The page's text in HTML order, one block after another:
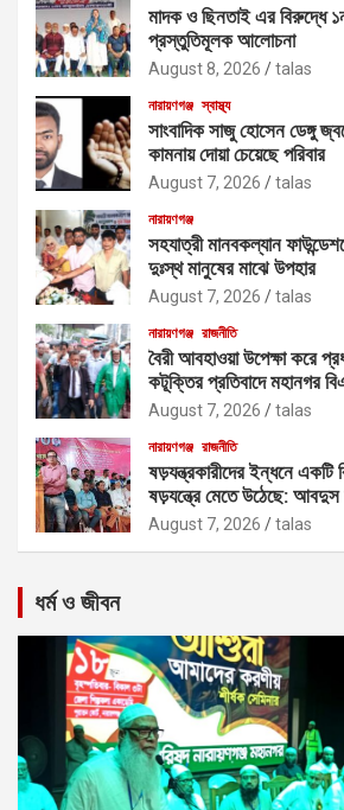
মাদক ও ছিনতাই এর বিরুদ্ধে
প্রস্তুতিমূলক আলোচনা
August 8, 2026 talas
নারায়ণগঞ্জ স্বাস্থ্য
সাংবাদিক সাজু হোসেন ডেঙ্গু
কামনায় দোয়া চেয়েছে পরিবার
August 7, 2026 talas
নারায়ণগঞ্জ
সহযাত্রী মানবকল্যান
দুঃস্থ মানুষের মাঝে উপহার
August 7, 2026 talas
নারায়ণগঞ্জ রাজনীতি
বৈরী আবহাওয়া উপেক্ষা করে
কটূক্তির প্রতিবাদে মহানগর
August 7, 2026 talas
নারায়ণগঞ্জ রাজনীতি
ষড়যন্ত্রকারীদের ইন্ধনে একটি
ষড়যন্ত্রে মেতে উঠেছে:
August 7, 2026 talas
ধর্ম ও জীবন